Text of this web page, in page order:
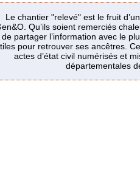
Le chantier "relevé" est le fruit
Qu’ils soient remerciés
de partager l’information avec le
pour retrouver ses ancêtres.
actes d’état civil numérisés et
départementales